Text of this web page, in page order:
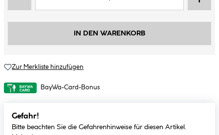
IN DEN WARENKORB
Zur Merkliste hinzufügen
BayWa-Card-Bonus
Gefahr!
Bitte beachten Sie die Gefahrenhinweise für diesen Artikel.